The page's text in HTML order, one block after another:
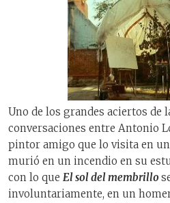
Uno de los grandes aciertos de
conversaciones entre Antonio
pintor amigo que lo visita en
murió en un incendio en su
con lo que El sol del membrillo
involuntariamente, en un